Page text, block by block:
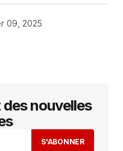
09, 2025
pas publiée. Les
avec
nouvelles
S'ABONNER